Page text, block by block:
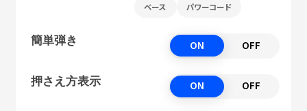
ベース パワーコード
簡単弾き ON OFF
押さえ方表示 ON OFF